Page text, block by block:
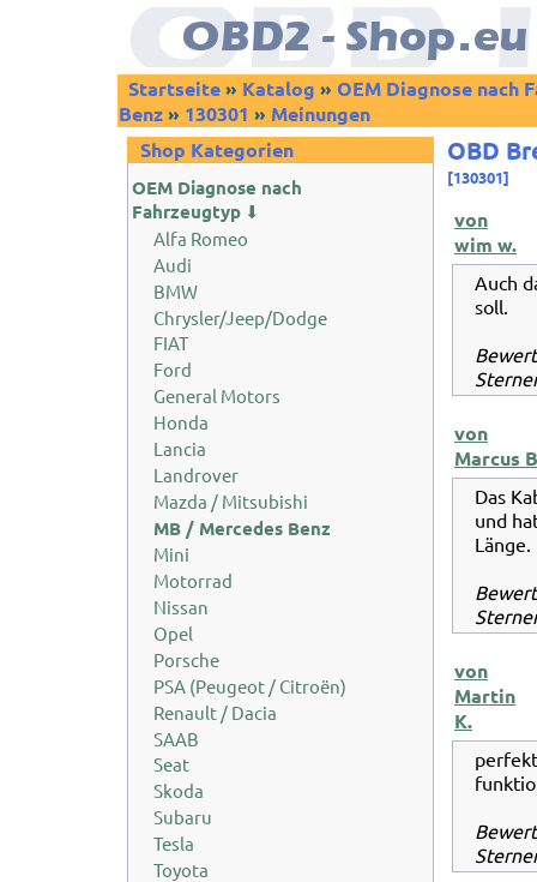
Startseite» Katalog » OEM Diagnose nach
Benz» 130301 » Meinungen
Shop Kategorien
OEM Diagnose nach
Fahrzeugtyp ⬇
Alfa Romeo
Audi
BMW
Chrysler/Jeep/Dodge
FIAT
Ford
General Motors
Honda
Lancia
Landrover
Mazda / Mitsubishi
MB / Mercedes Benz
Mini
Motorrad
Nissan
Opel
Porsche
PSA (Peugeot / Citroën)
Renault / Dacia
SAAB
Seat
Skoda
Subaru
Tesla
Toyota
OBD
[130301]
von
wim w.
Auch
soll.
von
Marcus
Das
und
Länge.
von
Martin
K.